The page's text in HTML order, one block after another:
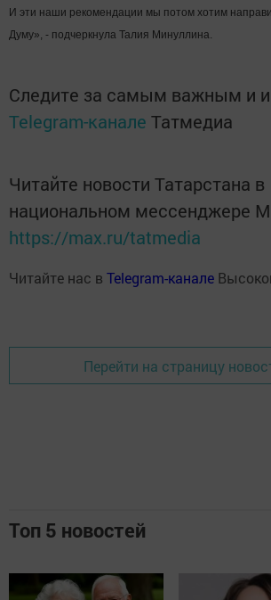
И эти наши рекомендации мы потом хотим
Думу», - подчеркнула Талия Минуллина.
Следите за самым важным и
Telegram-канале Татмедиа
Читайте новости Татарстана в
национальном мессенджере
https://max.ru/tatmedia
Читайте нас в Telegram-канале
Перейти на страницу
Топ 5 новостей